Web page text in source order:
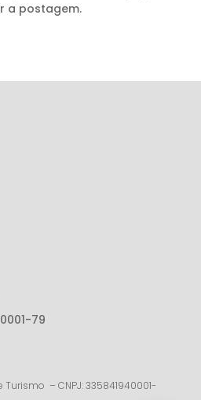
a postagem.
79
Turismo – CNPJ: 335841940001-